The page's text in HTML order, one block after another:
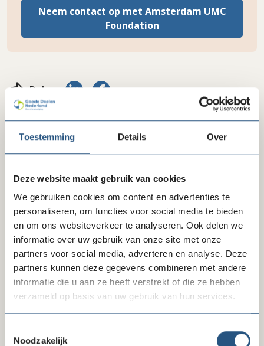
Toestemming Details Over
Deze website maakt gebruik van cookies
We gebruiken cookies om content en advertenties te
personaliseren, om functies voor social media te bieden
en om ons websiteverkeer te analyseren. Ook delen we
informatie over uw gebruik van onze site met onze
partners voor social media, adverteren en analyse. Deze
partners kunnen deze gegevens combineren met andere
informatie die u aan ze heeft verstrekt of die ze hebben
verzameld op basis van uw gebruik van hun services.
Noodzakelijk
Neem contact op met Amsterdam UMC
Foundation
Delen Delen via LinkedIn
Delen via Facebook
Website
amsterdamumcfoundation.nl
E-mail
foundation@amsterdamumc.nl